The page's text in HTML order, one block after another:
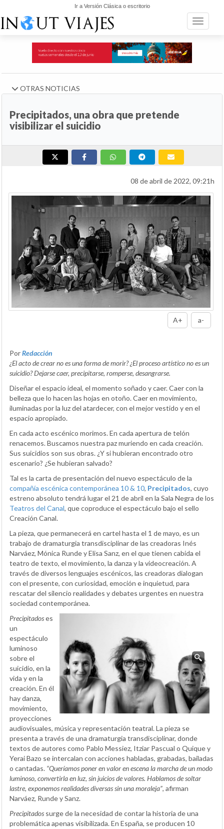
Ir a Versión Clásica o escritorio
Toggle
OTRAS NOTICIAS
Precipitados, una obra que pretende
visibilizar el suicidio
08 de abril de 2022, 09:21h
A+ a-
PorRedacción
¿El acto de crear no es una forma de morir? ¿El proceso artístico no es un
suicidio? Dejarse caer, precipitarse, romperse, desangrarse.
Diseñar el espacio ideal, el momento soñado y caer. Caer con la
belleza que lo hacen las hojas en otoño. Caer en movimiento,
iluminadas por la luz del atardecer, con el mejor vestido y en el
espacio apropiado.
En cada acto escénico morimos. En cada apertura de telón
renacemos. Buscamos nuestra paz muriendo en cada creación.
Sus suicidios son sus obras. ¿Y si hubieran encontrado otro
escenario? ¿Se hubieran salvado?
Tal es la carta de presentación del nuevo espectáculo de la
compañía escénica contemporánea 10 & 10, Precipitados, cuyo
estreno absoluto tendrá lugar el 21 de abril en la Sala Negra de los
Teatros del Canal, que coproduce el espectáculo bajo el sello
Creación Canal.
La pieza, que permanecerá en cartel hasta el 1 de mayo, es un
trabajo de dramaturgia transdisciplinar de las creadoras Inés
Narváez, Mónica Runde y Elisa Sanz, en el que tienen cabida el
teatro de texto, el movimiento, la danza y la videocreación. A
través de diversos lenguajes escénicos, las creadoras dialogan
con el presente, con curiosidad, emoción e inquietud, para
rescatar del silencio realidades y debates urgentes en nuestra
sociedad contemporánea.
Precipitadoses
un
espectáculo
luminoso
sobre el
suicidio, en la
vida y en la
creación. En él
hay danza,
movimiento,
proyecciones
audiovisuales, música y representación teatral. La pieza se
presenta a través de una dramaturgia transdisciplinar, donde
textos de autores como Pablo Messiez, Itziar Pascual o Quique y
Yerai Bazo se intercalan con acciones habladas, grabadas, bailadas
o cantadas. “Queríamos poner en valor en escena la marcha de un modo
luminoso, convertirla en luz, sin juicios de valores. Hablamos de soltar
lastre, exponemos realidades diversas sin una moraleja”, afirman
Narváez, Runde y Sanz.
Precipitados surge de la necesidad de contar la historia de una
problemática apenas visibilizada. En España, se producen 10